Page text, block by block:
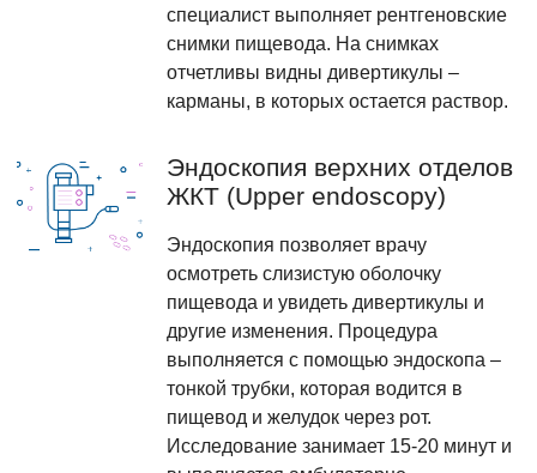
специалист выполняет рентгеновские
снимки пищевода. На снимках
отчетливы видны дивертикулы –
карманы, в которых остается раствор.
Эндоскопия верхних отделов
ЖКТ (Upper endoscopy)
Эндоскопия позволяет врачу
осмотреть слизистую оболочку
пищевода и увидеть дивертикулы и
другие изменения. Процедура
выполняется с помощью эндоскопа –
тонкой трубки, которая водится в
пищевод и желудок через рот.
Исследование занимает 15-20 минут и